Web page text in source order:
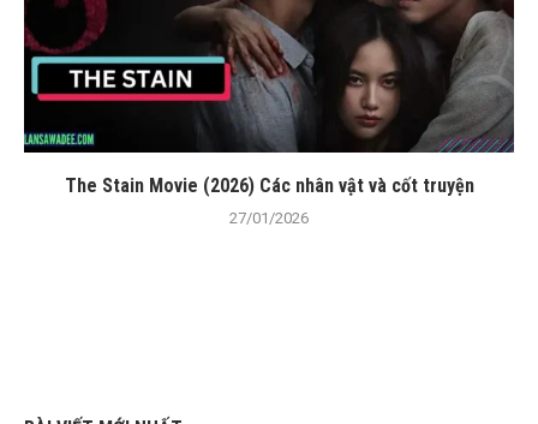
The Stain Movie (2026) Các nhân vật và cốt truyện
27/01/2026